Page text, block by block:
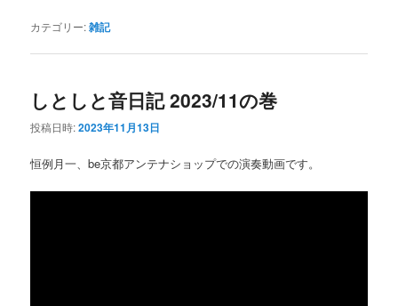
カテゴリー:雑記
しとしと音日記 2023/11の巻
投稿日時:2023年11月13日
恒例月一、be京都アンテナショップでの演奏動画です。